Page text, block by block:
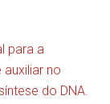
para a
no
do DNA.